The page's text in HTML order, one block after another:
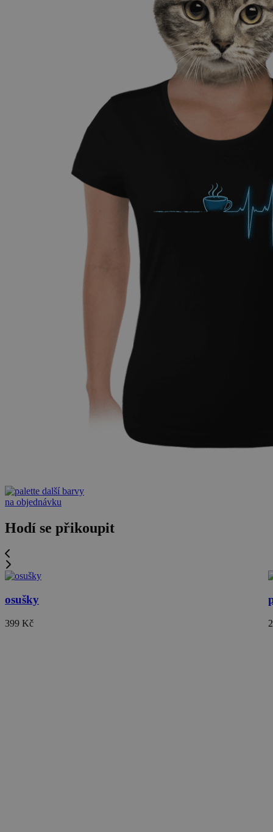
další barvy
na objednávku
Hodí se přikoupit
osušky
399 Kč